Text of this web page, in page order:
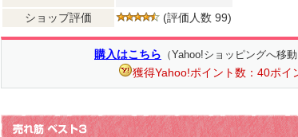
ショップ評価 (評価人数 99)
購入はこちら （Yahoo!ショッピングへ移動
獲得Yahoo!ポイント数：40ポイ